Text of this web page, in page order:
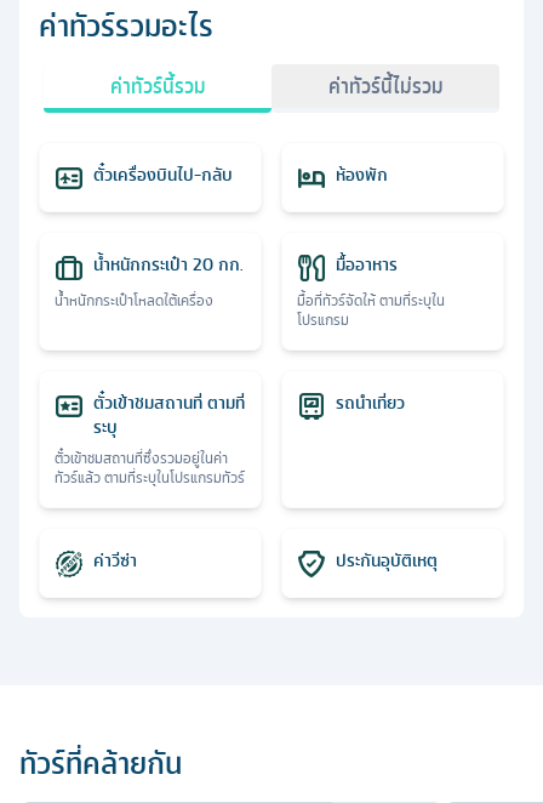
ค่าทัวร์รวมอะไร
ค่าทัวร์นี้รวม ค่าทัวร์นี้ไม่รวม
ตั๋วเครื่องบินไป-กลับ ห้องพัก
น้ำหนักกระเป๋า 20 กก.
น้ำหนักกระเป๋าโหลดใต้เครื่อง
มื้ออาหาร
มื้อที่ทัวร์จัดให้ ตามที่ระบุใน
โปรแกรม
ตั๋วเข้าชมสถานที่ ตามที่
ระบุ
ตั๋วเข้าชมสถานที่ซึ่งรวมอยู่ในค่า
ทัวร์แล้ว ตามที่ระบุในโปรแกรมทัวร์
รถนำเที่ยว
ค่าวีซ่า ประกันอุบัติเหตุ
ทัวร์ที่คล้ายกัน